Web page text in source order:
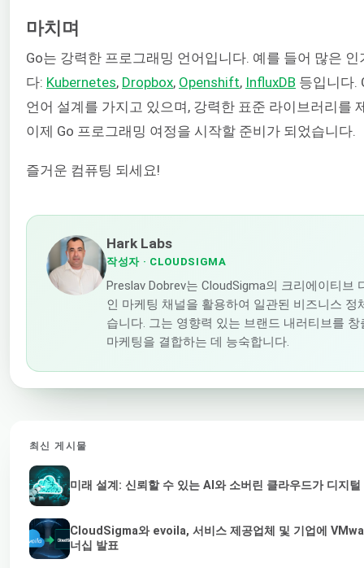
마치며
Go는 강력한 프로그래밍 언어입니다. 예를 들어 많은
다: Kubernetes, Dropbox, Openshift, InfluxDB 등입니다.
언어 설계를 가지고 있으며, 강력한 표준 라이브러리를
이제 Go 프로그래밍 여정을 시작할 준비가 되었습니다.
즐거운 컴퓨팅 되세요!
Hark Labs
작성자· CLOUDSIGMA
Preslav Dobrev는 CloudSigma의 크리에이티브
인 마케팅 채널을 활용하여 일관된 비즈니스
습니다. 그는 영향력 있는 브랜드 내러티브를
마케팅을 결합하는 데 능숙합니다.
최신 게시물
미래 설계: 신뢰할 수 있는 AI와 소버린 클라우드가 디지
CloudSigma와 evoila, 서비스 제공업체 및 기업에
너십 발표